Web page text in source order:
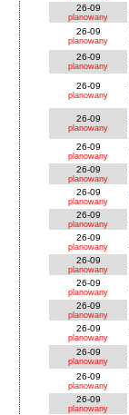
26-09
planowany
26-09
planowany
26-09
planowany
26-09
planowany
26-09
planowany
26-09
planowany
26-09
planowany
26-09
planowany
26-09
planowany
26-09
planowany
26-09
planowany
26-09
planowany
26-09
planowany
26-09
planowany
26-09
planowany
26-09
planowany
26-09
planowany